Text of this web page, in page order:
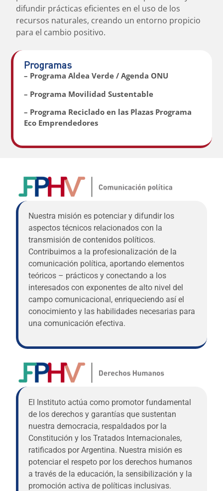
difundir prácticas eficientes en el uso de los
recursos naturales, creando un entorno propicio
para el cambio positivo.
Programas
– Programa Aldea Verde / Agenda ONU
– Programa Movilidad Sustentable
– Programa Reciclado en las Plazas Programa
Eco Emprendedores
Nuestra misión es potenciar y difundir los
aspectos técnicos relacionados con la
transmisión de contenidos políticos.
Contribuimos a la profesionalización de la
comunicación política, aportando elementos
teóricos – prácticos y conectando a los
interesados con exponentes de alto nivel del
campo comunicacional, enriqueciendo así el
conocimiento y las habilidades necesarias para
una comunicación efectiva.
El Instituto actúa como promotor fundamental
de los derechos y garantías que sustentan
nuestra democracia, respaldados por la
Constitución y los Tratados Internacionales,
ratificados por Argentina. Nuestra misión es
potenciar el respeto por los derechos humanos
a través de la educación, la sensibilización y la
promoción activa de políticas inclusivas.